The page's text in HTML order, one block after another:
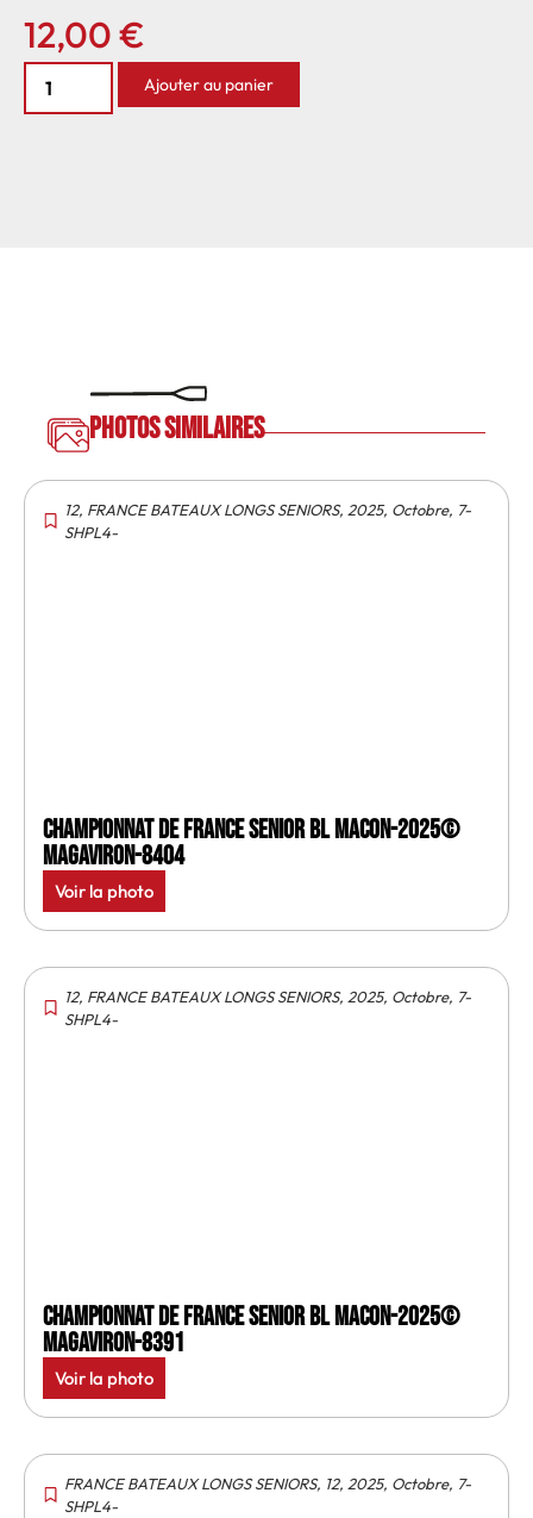
12,00€
Ajouter au panier
Photos similaires
12, FRANCE BATEAUX LONGS SENIORS, 2025, Octobre, 7-
SHPL4-
Championnat de France senior BL Macon-2025©
MagAviron-8404
Voir la photo
12, FRANCE BATEAUX LONGS SENIORS, 2025, Octobre, 7-
SHPL4-
Championnat de France senior BL Macon-2025©
MagAviron-8391
Voir la photo
FRANCE BATEAUX LONGS SENIORS, 12, 2025, Octobre, 7-
SHPL4-